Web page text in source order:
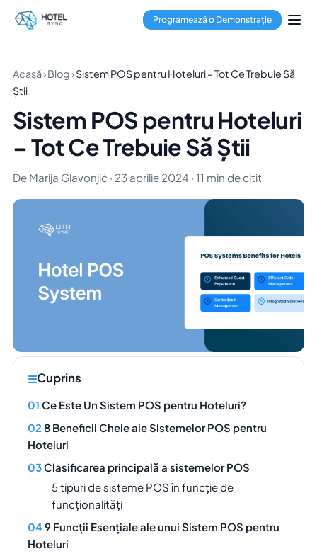
Programează o Demonstrație
Acasă›Blog›Sistem POS pentru Hoteluri – Tot Ce Trebuie Să
Știi
Sistem POS pentru Hoteluri
– Tot Ce Trebuie Să Știi
De Marija Glavonjić · 23 aprilie 2024 · 11 min de citit
Cuprins
Ce Este Un Sistem POS pentru Hoteluri?
8 Beneficii Cheie ale Sistemelor POS pentru
Hoteluri
Clasificarea principală a sistemelor POS
5 tipuri de sisteme POS în funcție de
funcționalități
9 Funcții Esențiale ale unui Sistem POS pentru
Hoteluri